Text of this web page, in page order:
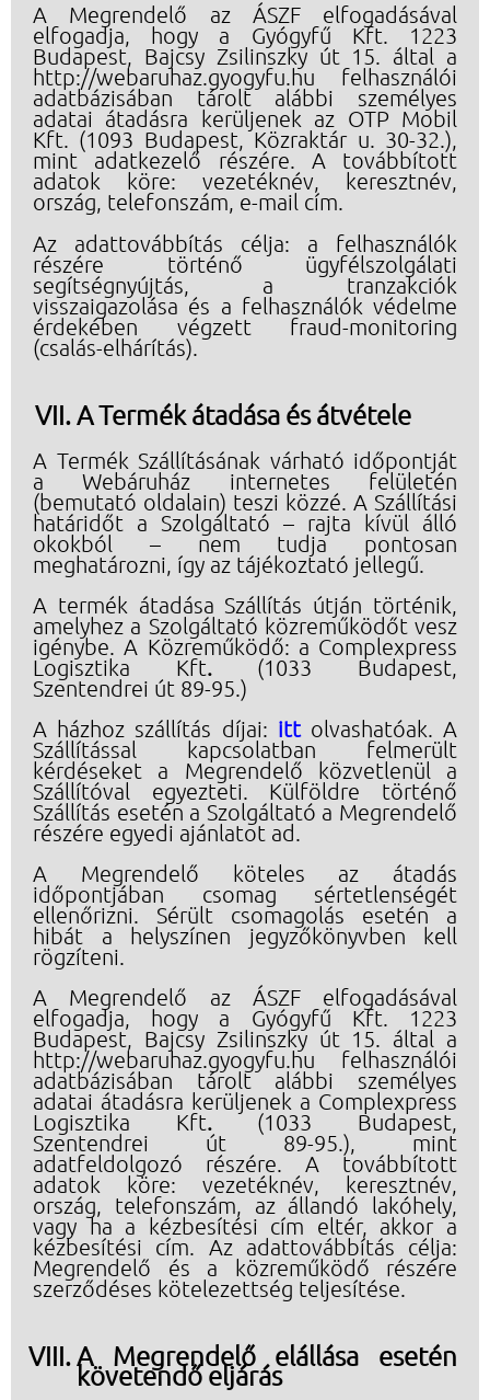
A Megrendelő az ÁSZF elfogadásával
elfogadja, hogy a Gyógyfű Kft. 1223
Budapest, Bajcsy Zsilinszky út 15. által a
http://webaruhaz.gyogyfu.hu felhasználói
adatbázisában tárolt alábbi személyes
adatai átadásra kerüljenek az OTP Mobil
Kft. (1093 Budapest, Közraktár u. 30-32.),
mint adatkezelő részére. A továbbított
adatok köre: vezetéknév, keresztnév,
ország, telefonszám, e-mail cím.
Az adattovábbítás célja: a felhasználók
részére történő ügyfélszolgálati
segítségnyújtás, a tranzakciók
visszaigazolása és a felhasználók védelme
érdekében végzett fraud-monitoring
(csalás-elhárítás).
A Termék átadása és átvétele
A Termék Szállításának várható időpontját
a Webáruház internetes felületén
(bemutató oldalain) teszi közzé. A Szállítási
határidőt a Szolgáltató – rajta kívül álló
okokból – nem tudja pontosan
meghatározni, így az tájékoztató jellegű.
A termék átadása Szállítás útján történik,
amelyhez a Szolgáltató közreműködőt vesz
igénybe. A Közreműködő: a Complexpress
Logisztika Kft. (1033 Budapest,
Szentendrei út 89-95.)
A házhoz szállítás díjai: ittolvashatóak. A
Szállítással kapcsolatban felmerült
kérdéseket a Megrendelő közvetlenül a
Szállítóval egyezteti. Külföldre történő
Szállítás esetén a Szolgáltató a Megrendelő
részére egyedi ajánlatot ad.
A Megrendelő köteles az átadás
időpontjában csomag sértetlenségét
ellenőrizni. Sérült csomagolás esetén a
hibát a helyszínen jegyzőkönyvben kell
rögzíteni.
A Megrendelő az ÁSZF elfogadásával
elfogadja, hogy a Gyógyfű Kft. 1223
Budapest, Bajcsy Zsilinszky út 15. által a
http://webaruhaz.gyogyfu.hu felhasználói
adatbázisában tárolt alábbi személyes
adatai átadásra kerüljenek a Complexpress
Logisztika Kft. (1033 Budapest,
Szentendrei út 89-95.), mint
adatfeldolgozó részére. A továbbított
adatok köre: vezetéknév, keresztnév,
ország, telefonszám, az állandó lakóhely,
vagy ha a kézbesítési cím eltér, akkor a
kézbesítési cím. Az adattovábbítás célja:
Megrendelő és a közreműködő részére
szerződéses kötelezettség teljesítése.
A Megrendelő elállása esetén
követendő eljárás